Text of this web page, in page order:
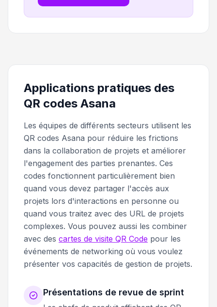
Applications pratiques des
QR codes Asana
Les équipes de différents secteurs utilisent les
QR codes Asana pour réduire les frictions
dans la collaboration de projets et améliorer
l'engagement des parties prenantes. Ces
codes fonctionnent particulièrement bien
quand vous devez partager l'accès aux
projets lors d'interactions en personne ou
quand vous traitez avec des URL de projets
complexes. Vous pouvez aussi les combiner
avec des cartes de visite QR Code pour les
événements de networking où vous voulez
présenter vos capacités de gestion de projets.
Présentations de revue de sprint